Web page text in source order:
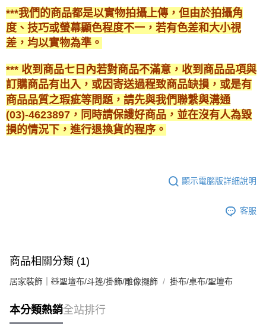
***我們的商品都是以實物拍攝上傳，但由於拍攝角
度、技巧或螢幕顯色程度不一，若有色差和大小視
差，均以實物為準。
*** 收到商品七日內若對商品不滿意，收到商品品項與
訂購商品有出入，或因寄送過程致商品缺損，或是有
商品品質之瑕疵等問題，請先與我們聯繫與溝通
(03)-4623897，同時請保護好商品，並在沒有人為毀
損的情況下，進行退換貨的程序。
顯示電腦版詳細說明
客服
商品相關分類 (1)
居家裝飾｜🧸聖壇布/斗篷/掛飾/雕像擺飾 掛布/桌布/聖壇布
本分類熱銷全站排行